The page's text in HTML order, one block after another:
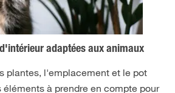
adaptées aux animaux
plantes, l'emplacement et le pot
à prendre en compte pour